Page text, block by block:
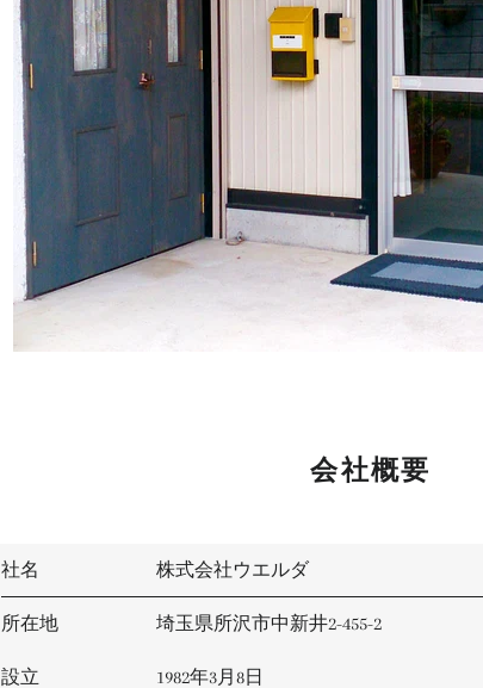
会社概要
社名 株式会社ウエルダ
所在地 埼玉県所沢市中新井2-455-2
設立 1982年3月8日